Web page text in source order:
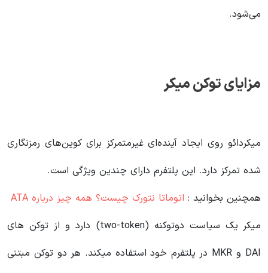
می‌شود.
مزایای توکن میکر
میکردائو روی ایجاد آینده‌ای غیرمتمرکز برای کوین‌های رمزنگاری
شده تمرکز دارد. این پلتفرم دارای چندین ویژگی است.
همچنین بخوانید : اتوماتا نتورک چیست؟ همه چیز درباره ATA
میکر یک سیاست دوتوکنه (two-token) دارد و از توکن های
DAI و MKR در پلتفرم خود استفاده میکند. هر دو توکن مبتنی